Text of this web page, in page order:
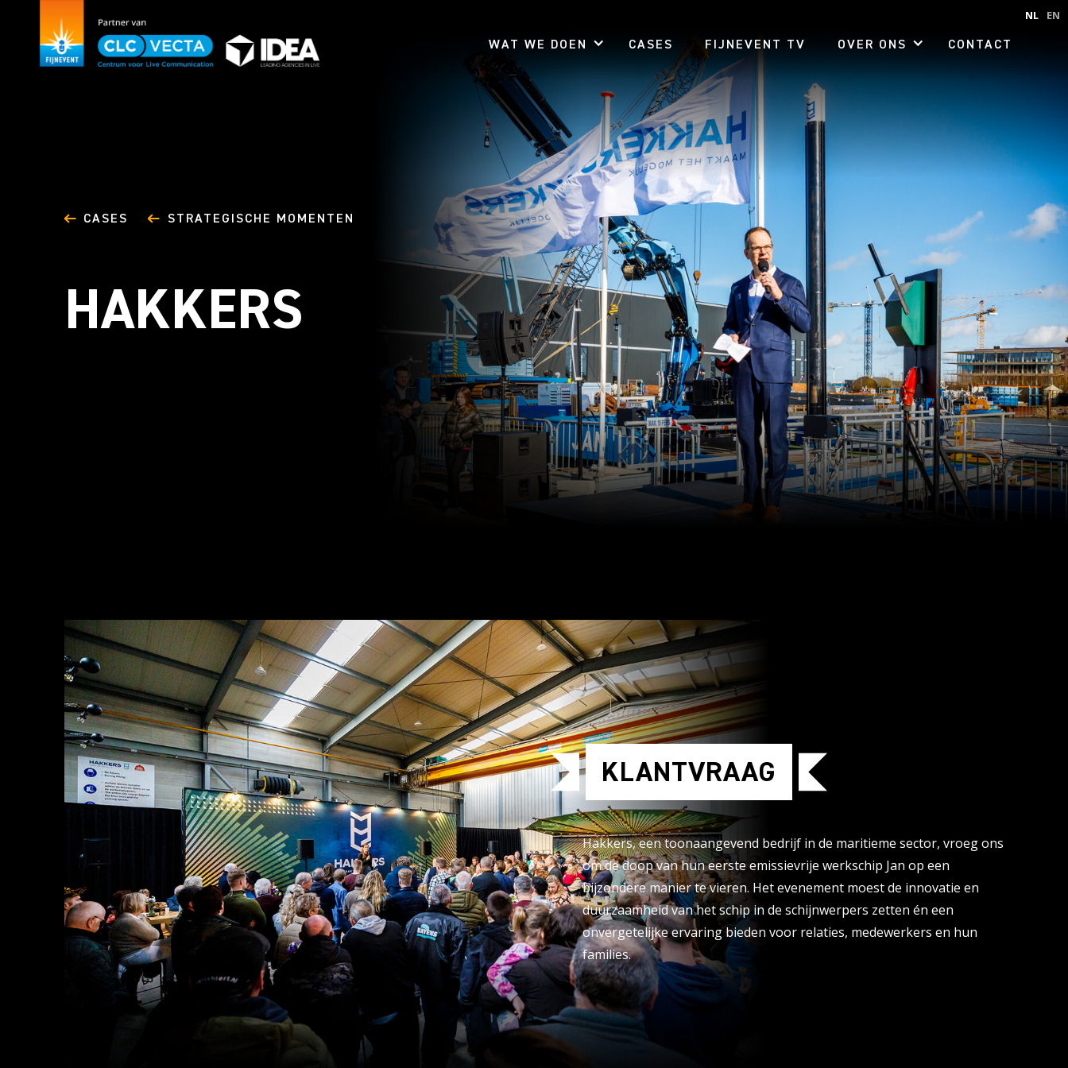
WAT WE DOEN CASES FIJNEVENT TV OVER ONS CONTACT
NL EN
CASES STRATEGISCHE MOMENTEN
HAKKERS
KLANTVRAAG
Hakkers, een toonaangevend bedrijf in de maritieme sector, vroeg ons
om de doop van hun eerste emissievrije werkschip Jan op een
bijzondere manier te vieren. Het evenement moest de innovatie en
duurzaamheid van het schip in de schijnwerpers zetten én een
onvergetelijke ervaring bieden voor relaties, medewerkers en hun
families.